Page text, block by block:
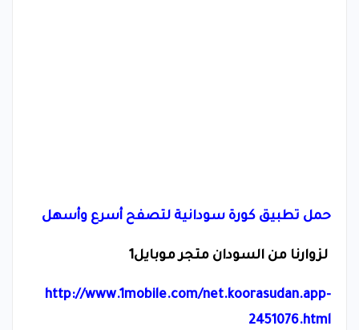
حمل تطبيق كورة سودانية لتصفح أسرع وأسهل
لزوارنا من السودان متجر موبايل1
http://www.1mobile.com/net.koorasudan.app-
2451076.html